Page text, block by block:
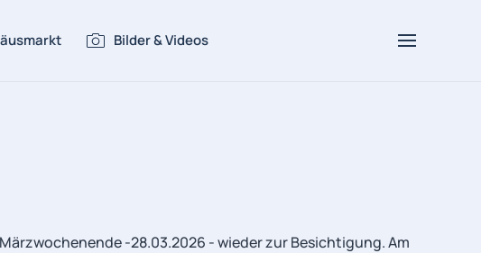
Bilder & Videos
-28.03.2026 - wieder zur Besichtigung. Am